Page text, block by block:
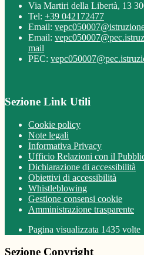
Via Martiri della Libertà, 13
Tel: +39 042172477
Email:
Email:
mail
PEC:
Sezione Link Utili
Cookie policy
Note legali
Informativa Privacy
Ufficio Relazioni con il
Dichiarazione di accessibilità
Obiettivi di accessibilità
Whistleblowing
Gestione consensi cookie
Amministrazione trasparente
Pagina visualizzata 1435 volte
Sezione Copyright